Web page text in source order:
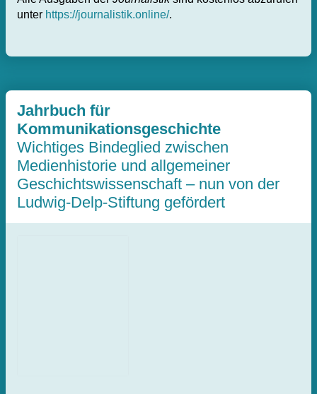
unter https://journalistik.online/.
Jahrbuch für
Kommunikationsgeschichte
Wichtiges Bindeglied zwischen
Medienhistorie und allgemeiner
Geschichtswissenschaft – nun von der
Ludwig-Delp-Stiftung gefördert